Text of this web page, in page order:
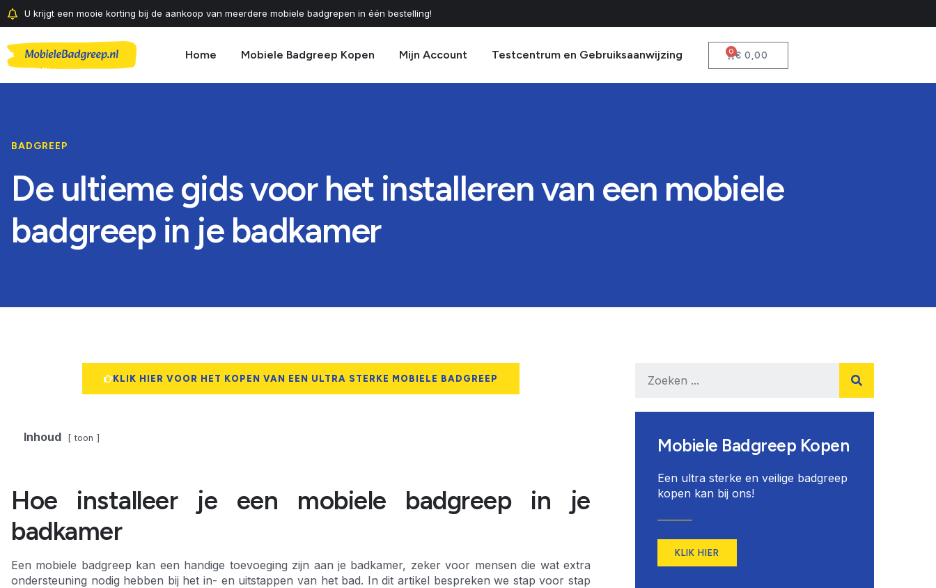
U krijgt een mooie korting bij de aankoop van meerdere mobiele badgrepen in één bestelling!
Home Mobiele Badgreep Kopen Mijn Account Testcentrum en Gebruiksaanwijzing € 0,00
0
BADGREEP
De ultieme gids voor het installeren van een mobiele
badgreep in je badkamer
KLIK HIER VOOR HET KOPEN VAN EEN ULTRA STERKE MOBIELE BADGREEP
Inhoud toon
Hoe installeer je een mobiele badgreep in je
badkamer
Een mobiele badgreep kan een handige toevoeging zijn aan je badkamer, zeker voor mensen die wat extra
ondersteuning nodig hebben bij het in- en uitstappen van het bad. In dit artikel bespreken we stap voor stap
Mobiele Badgreep Kopen
Een ultra sterke en veilige badgreep
kopen kan bij ons!
KLIK HIER